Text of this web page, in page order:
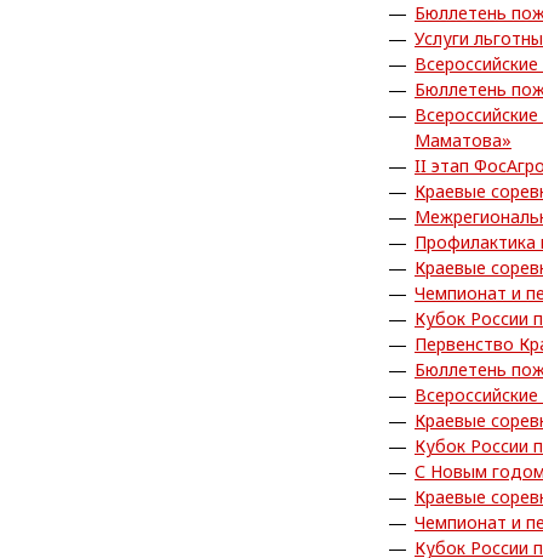
Бюллетень
Услуги
Бюллетень
Маматова»
II этап
Краевые
Профилактика
Краевые
Чемпионат и
Кубок России
Первенство
Бюллетень
Краевые
Кубок России
С Новым
Краевые
Чемпионат и
Кубок России